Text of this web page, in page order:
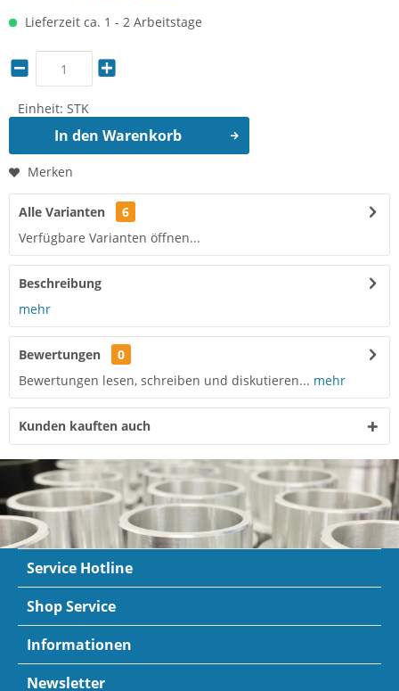
Lieferzeit ca. 1 - 2 Arbeitstage
Einheit: STK
In den Warenkorb
Merken
Alle Varianten
6
Verfügbare Varianten öffnen...
Beschreibung
mehr
Bewertungen
0
Bewertungen lesen, schreiben und diskutieren... mehr
Kunden kauften auch
Service Hotline
Shop Service
Informationen
Newsletter